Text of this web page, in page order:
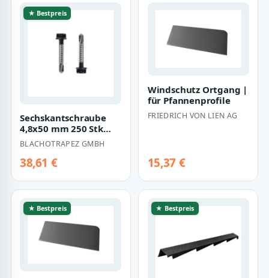
★ Bestpreis
Sechskantschraube
4,8x50 mm 250 Stk
Tiefschwarz
BLACHOTRAPEZ GMBH
38,61 €
Windschutz Ortgang |
für Pfannenprofile
FRIEDRICH VON LIEN AG
15,37 €
★ Bestpreis ★ Bestpreis